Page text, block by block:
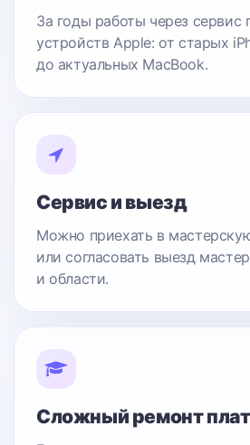
За годы работы через сервис
устройств Apple: от старых
до актуальных MacBook.
Сервис и выезд
Можно приехать в
или согласовать выезд
и области.
Сложный ремонт плат